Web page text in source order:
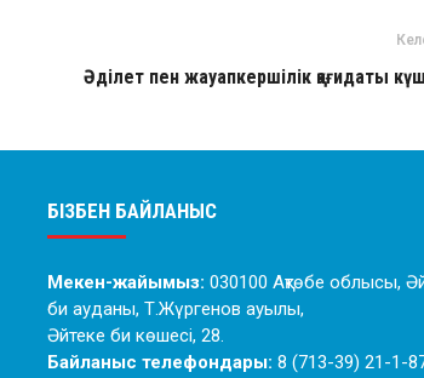
Әділет пен жауапкершілік қағидаты
БІЗБЕН БАЙЛАНЫС
Мекен-жайымыз: 030100 Ақтөбе облысы,
би ауданы, Т.Жүргенов ауылы,
Әйтеке би көшесі, 28.
Байланыс телефондары: 8 (713-39) 21-1-